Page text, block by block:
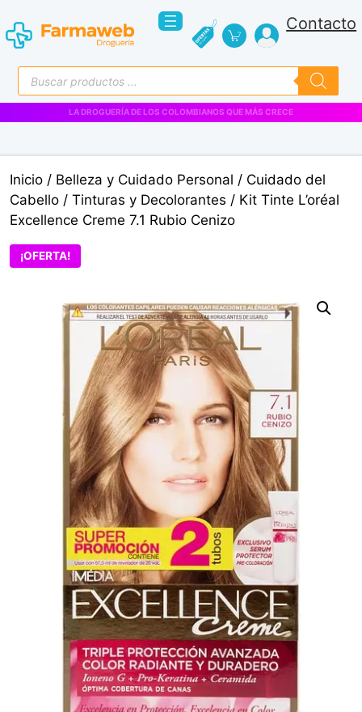
al
contenido
Contacto
Búsqueda
de
productos
VENTAS EMPRESARIALES
Inicio / Belleza y Cuidado Personal / Cuidado del
Cabello / Tinturas y Decolorantes / Kit Tinte L’oréal
Excellence Creme 7.1 Rubio Cenizo
¡OFERTA!